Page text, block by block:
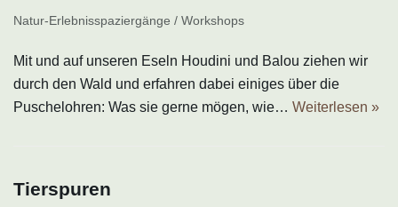
Natur-Erlebnisspaziergänge / Workshops
Mit und auf unseren Eseln Houdini und Balou ziehen wir
durch den Wald und erfahren dabei einiges über die
Puschelohren: Was sie gerne mögen, wie… Weiterlesen »
Tierspuren